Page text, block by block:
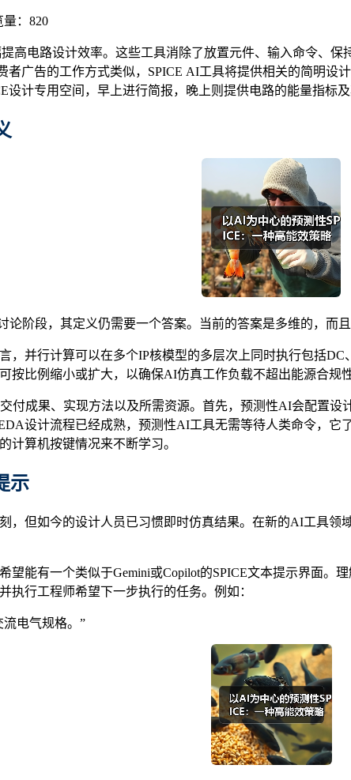
： 820
高电路设计效率。这些工具消除了放置元件、输入命令、
者广告的工作方式类似，SPICE AI工具将提供相关的简明
设计专用空间，早上进行简报，晚上则提供电路的能量指标
论阶段，其定义仍需要一个答案。当前的答案是多维的，而
，并行计算可以在多个IP核模型的多层次上同时执行包括
按比例缩小或扩大，以确保AI仿真工作负载不超出能源合规性
付成果、实现方法以及所需资源。首先，预测性AI会配置
设计流程已经成熟，预测性AI工具无需等待人类命令，
计算机按键情况来不断学习。
示
，但如今的设计人员已习惯即时仿真结果。在新的AI工具
望能有一个类似于Gemini或Copilot的SPICE文本提示界面。
执行工程师希望下一步执行的任务。例如：
流电气规格。”